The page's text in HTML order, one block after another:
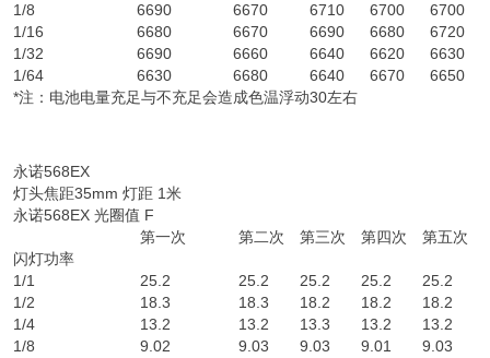
1/8
6690 6670 6710 6700
6700
1/16
6680 6670 6690 6680
6720
1/32
6690 6660 6640 6620
6630
1/64
6630 6680 6640 6670
6650
*注：电池电量充足与不充足会造成色温浮动30左右
永诺568EX
灯头焦距35mm 灯距 1米
永诺568EX 光圈值 F
第一次
第二次 第三次 第四次 第五次
闪灯功率
1/1
25.2 25.2 25.2 25.2 25.2
1/2
18.3 18.3 18.2 18.2 18.2
1/4
13.2 13.2 13.3 13.2 13.2
1/8
9.02 9.03 9.03 9.01 9.03